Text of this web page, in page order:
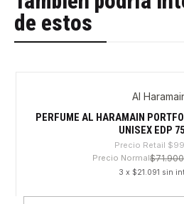
de estos
Al
PERFUME AL HARAMAIN
UNISEX EDP
Precio Retail
Precio Normal$71.900
3 x $21.091 sin